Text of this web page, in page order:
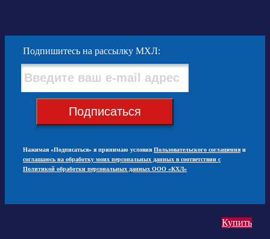
Купить
Подпишитесь на рассылку МХЛ:
Подписаться
Нажимая «Подписаться» я принимаю условия Пользовательского соглашения и
соглашаюсь на обработку моих персональных данных в соответствии с
Политикой обработки персональных данных ООО «КХЛ»